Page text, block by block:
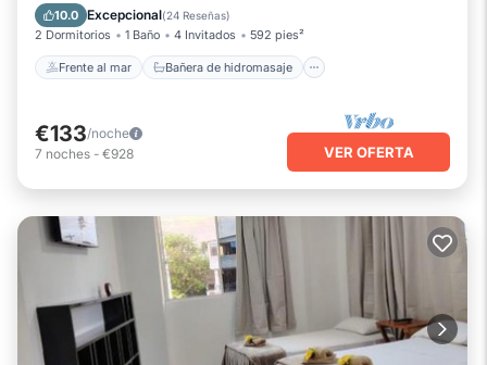
10.0 Excepcional(24 Reseñas)
2 Dormitorios 1 Baño 4 Invitados 592 pies²
Frente al mar Bañera de hidromasaje
Aparcamiento
€133/noche
7 noches - €928 VER OFERTA